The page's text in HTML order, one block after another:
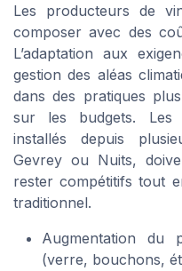
Les producteurs de
composer avec des
L’adaptation aux
gestion des aléas
dans des pratiques
sur les budgets. Les
installés depuis
Gevrey ou Nuits,
rester compétitifs tout
traditionnel.
Augmentation du
(verre, bouchons,